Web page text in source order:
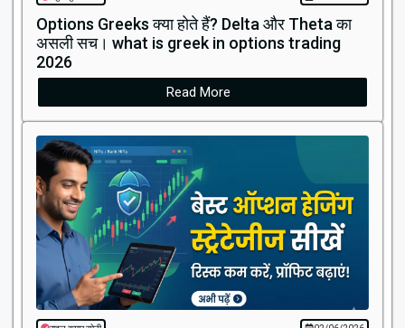
Options Greeks क्या होते हैं? Delta और Theta का
असली सच। what is greek in options trading
2026
Read More